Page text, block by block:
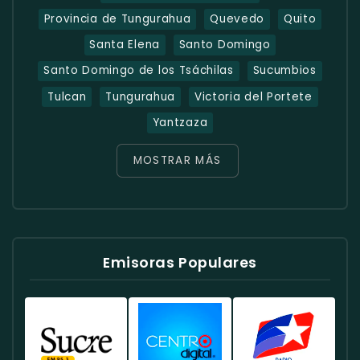
Provincia de Tungurahua
Quevedo
Quito
Santa Elena
Santo Domingo
Santo Domingo de los Tsáchilas
Sucumbios
Tulcan
Tungurahua
Victoria del Portete
Yantzaza
MOSTRAR MÁS
Emisoras Populares